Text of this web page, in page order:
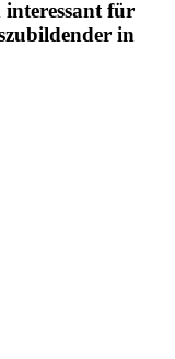
interessant für
in